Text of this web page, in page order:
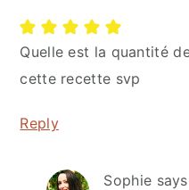
Quelle est la quantité
cette recette svp
Reply
Sophie says